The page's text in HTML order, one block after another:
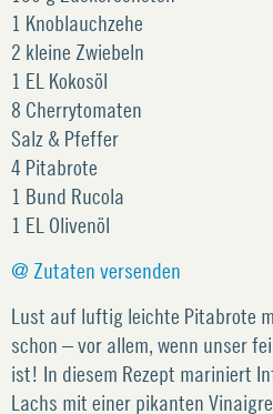
1 Knoblauchzehe
2 kleine Zwiebeln
1 EL Kokosöl
8 Cherrytomaten
Salz & Pfeffer
4 Pitabrote
1 Bund Rucola
1 EL Olivenöl
@ Zutaten versenden
Lust auf luftig leichte Pitabrote
schon – vor allem, wenn unser
ist! In diesem Rezept mariniert
Lachs mit einer pikanten